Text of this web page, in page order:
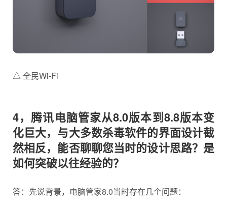
△ 全民Wi-Fi
4，腾讯电脑管家从8.0版本到8.8版本变
化巨大，与大多数杀毒软件的界面设计截
然相反，能否聊聊您当时的设计思路？是
如何突破以往经验的？
答：先说背景，电脑管家8.0当时存在几个问题：